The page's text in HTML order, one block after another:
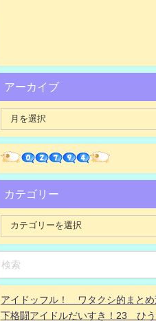
アーカイブ
カテゴリー
アイドッフル！ ワタクシ的まと
下格闘アイドルだいすき！23 ひう